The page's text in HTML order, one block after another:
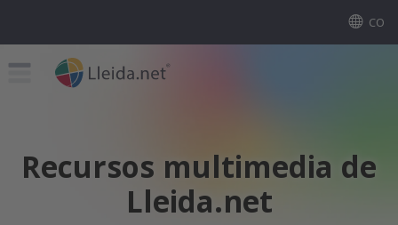
CO
Recursos multimedia de
Lleida.net